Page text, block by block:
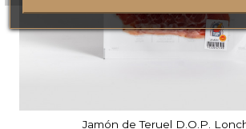
Jamón de Teruel D.O.P.